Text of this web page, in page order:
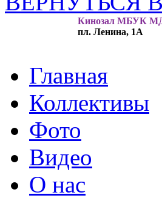
Кинозал МБУК
пл. Ленина, 1А
Главная
Коллективы
Фото
Видео
О нас